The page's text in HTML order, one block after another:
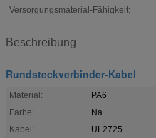
Versorgungsmaterial-Fähigkeit:
Beschreibung
Rundsteckverbinder-Kabel
Material:
PA6
Farbe:
Na
Kabel:
UL2725